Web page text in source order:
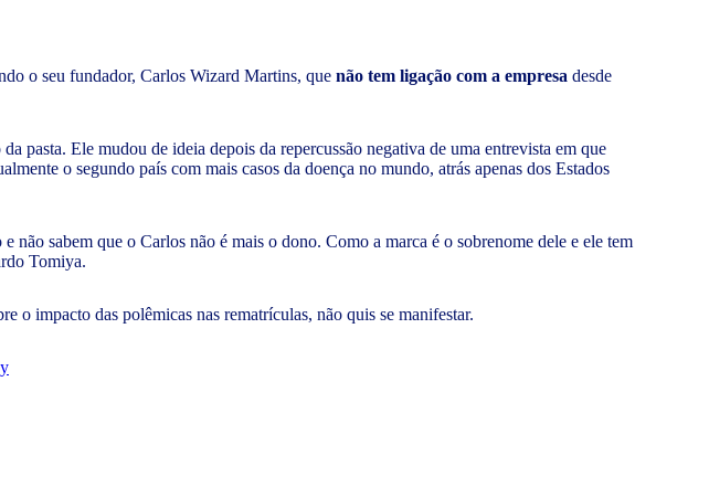
o seu fundador, Carlos Wizard Martins, que não tem ligação com a empresa desde
pasta. Ele mudou de ideia depois da repercussão negativa de uma entrevista em que
o segundo país com mais casos da doença no mundo, atrás apenas dos Estados
não sabem que o Carlos não é mais o dono. Como a marca é o sobrenome dele e ele tem
Tomiya.
o impacto das polêmicas nas rematrículas, não quis se manifestar.